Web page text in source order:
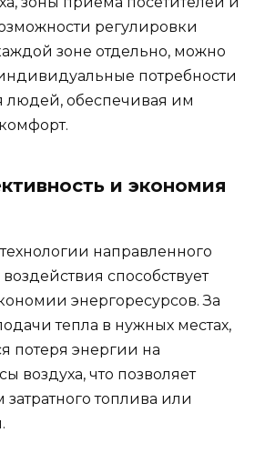
регулировки
зоне отдельно, можно
потребности
людей, обеспечивая им
и экономия
направленного
способствует
энергоресурсов. За
тепла в нужных местах,
потеря энергии на
воздуха, что позволяет
затратного топлива или